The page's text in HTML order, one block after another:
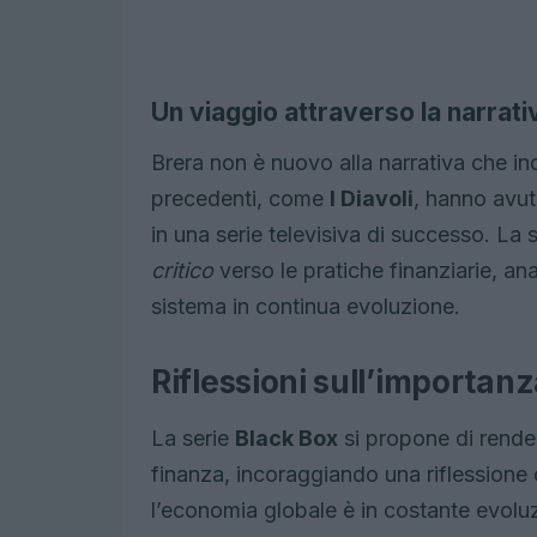
Un viaggio attraverso la
Brera non è nuovo alla narrativa che
precedenti, come I Diavoli, hanno
in una serie televisiva di successo. La
critico verso le pratiche finanziarie,
sistema in continua evoluzione.
Riflessioni
La serie Black Box si propone di
finanza, incoraggiando una
l’economia globale è in costante